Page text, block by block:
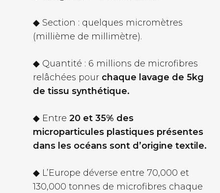
◆ Section : quelques micromètres
(millième de millimètre).
◆ Quantité : 6 millions de microfibres
relâchées pour chaque lavage de 5kg
de tissu synthétique.
◆ Entre 20 et 35% des
microparticules plastiques présentes
dans les océans sont d’origine textile.
◆ L’Europe déverse entre 70,000 et
130,000 tonnes de microfibres chaque